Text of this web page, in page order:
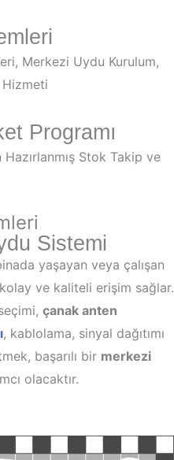
Merkezi Uydu Kurulum,
Hizmeti
Programı
Stok Takip ve
Sistemi
yaşayan veya çalışan
kolay ve kaliteli erişim sağlar.
çanak anten
, kablolama, sinyal dağıtımı
başarılı bir merkezi
olacaktır.